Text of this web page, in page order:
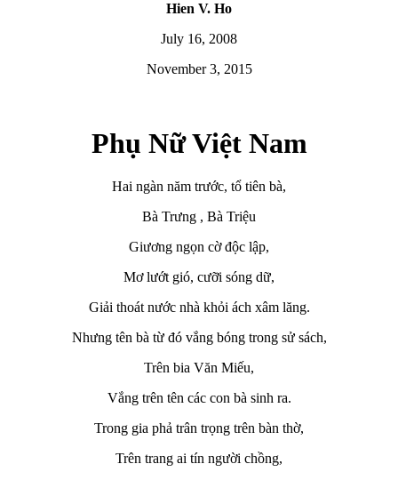
Hien V. Ho
July 16, 2008
November 3, 2015
Phụ Nữ Việt Nam
Hai ngàn năm trước, tổ tiên bà,
Bà Trưng , Bà Triệu
Giương ngọn cờ độc lập,
Mơ lướt gió, cưỡi sóng dữ,
Giải thoát nước nhà khỏi ách xâm lăng.
Nhưng tên bà từ đó vắng bóng trong sử sách,
Trên bia Văn Miếu,
Vắng trên tên các con bà sinh ra.
Trong gia phả trân trọng trên bàn thờ,
Trên trang ai tín người chồng,